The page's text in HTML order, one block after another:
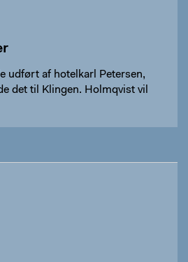
udført af hotelkarl Petersen,
det til Klingen. Holmqvist vil